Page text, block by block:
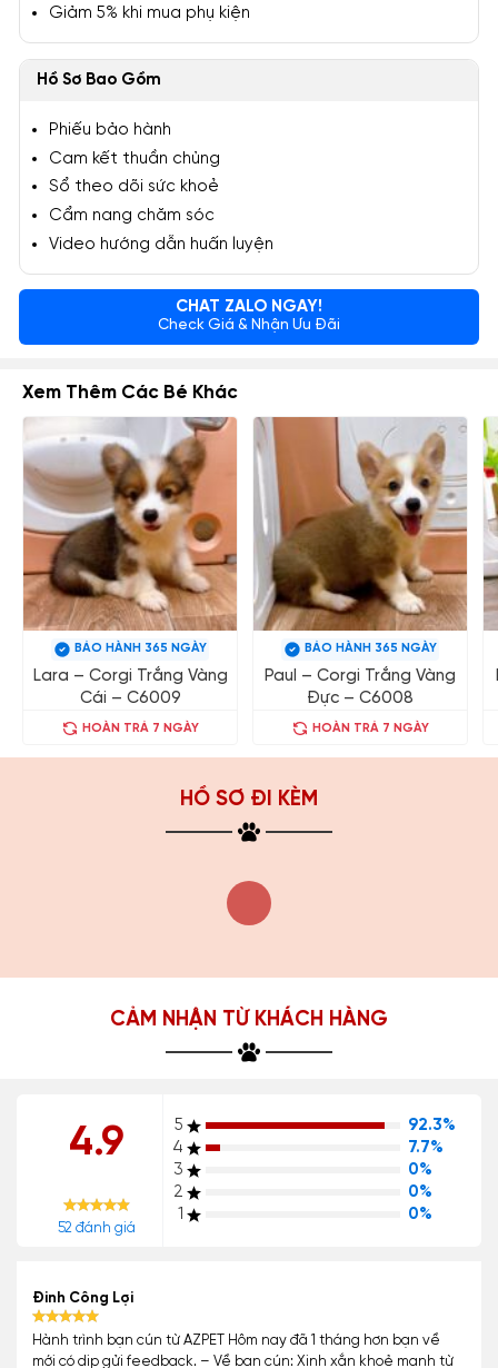
Giảm 5% khi mua phụ kiện
Hồ Sơ Bao Gồm
Phiếu bảo hành
Cam kết thuần chủng
Sổ theo dõi sức khoẻ
Cẩm nang chăm sóc
Video hướng dẫn huấn luyện
CHAT ZALO NGAY!
Check Giá & Nhận Ưu Đãi
Xem Thêm Các Bé Khác
BẢO HÀNH 365 NGÀY
Lara – Corgi Trắng Vàng
Cái – C6009
HOÀN TRẢ 7 NGÀY
BẢO HÀNH 365 NGÀY
Paul – Corgi Trắng Vàng
Đực – C6008
HOÀN TRẢ 7 NGÀY
HỒ SƠ ĐI KÈM